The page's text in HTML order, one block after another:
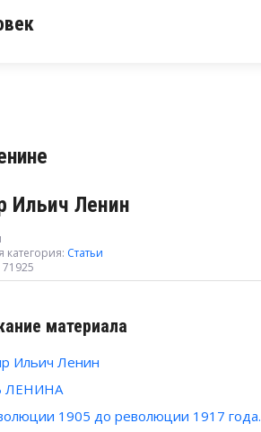
Ильич Ленин
категория: Статьи
материала
Ильич Ленин
ЛЕНИНА
1905 до революции 1917 года.